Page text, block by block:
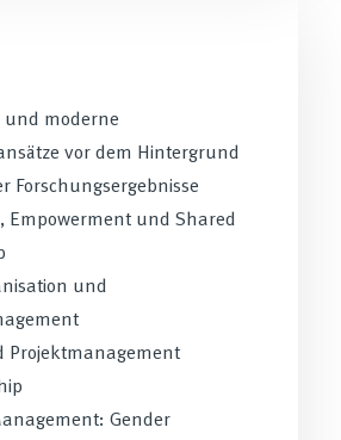
und moderne
vor dem Hintergrund
Forschungsergebnisse
Empowerment und Shared
und
Projektmanagement
Gender